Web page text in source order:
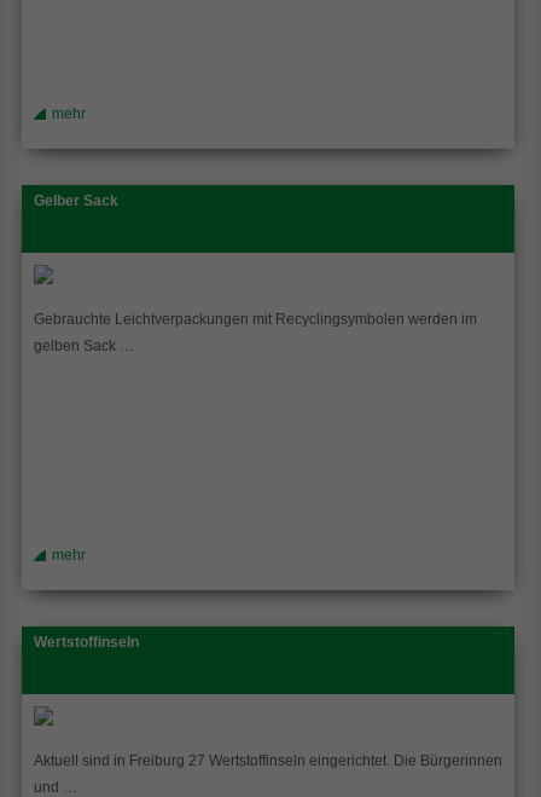
mehr
Gelber Sack
Gebrauchte Leichtverpackungen mit Recyclingsymbolen werden im
gelben Sack …
mehr
Wertstoffinseln
Aktuell sind in Freiburg 27 Wertstoffinseln eingerichtet. Die Bürgerinnen
und …